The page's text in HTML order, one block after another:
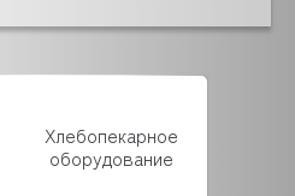
Хлебопекарное
оборудование